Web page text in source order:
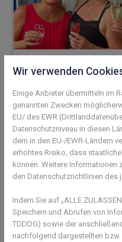
Mehr als 100
Sommerfest
05. August 2026
Previous
Next
Wir verwenden
Einige Anbieter übermitteln im
genannten Zwecken
EU/ des EWR
Datenschutzniveau in diesen
dem in den EU-/EWR-Ländern
erhöhtes Risiko, dass
können. Weitere Informationen
den Datenschutzrichtlinien des
Indem Sie auf „ALLE
Speichern und Abrufen von
TDDDG) sowie der
nachfolgend dargestellten